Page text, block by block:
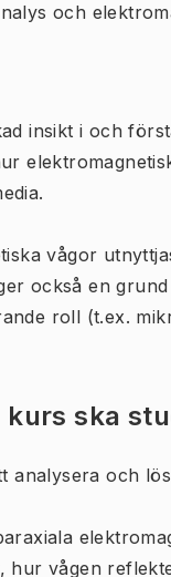
och
insikt i och
vågor
också en
roll (t.ex.
ska
och
hur vågen